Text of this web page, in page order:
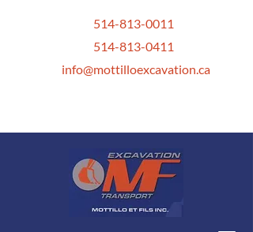
514-813-0011
514-813-0411
info@mottilloexcavation.ca